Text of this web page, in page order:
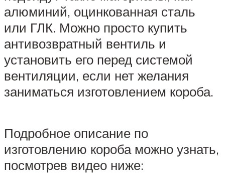
алюминий, оцинкованная сталь
или ГЛК. Можно просто купить
антивозвратный вентиль и
установить его перед системой
вентиляции, если нет желания
заниматься изготовлением короба.
Подробное описание по
изготовлению короба можно узнать,
посмотрев видео ниже: